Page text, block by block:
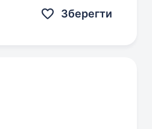
Зберегти